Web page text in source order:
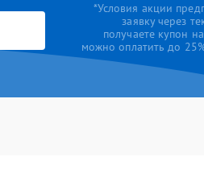
*Условия акции
заявку через
получаете купон
можно оплатить до